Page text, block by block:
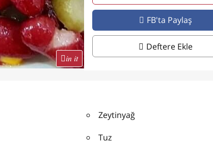
in it
FB'ta Paylaş
Deftere Ekle
Zeytinyağ
Tuz